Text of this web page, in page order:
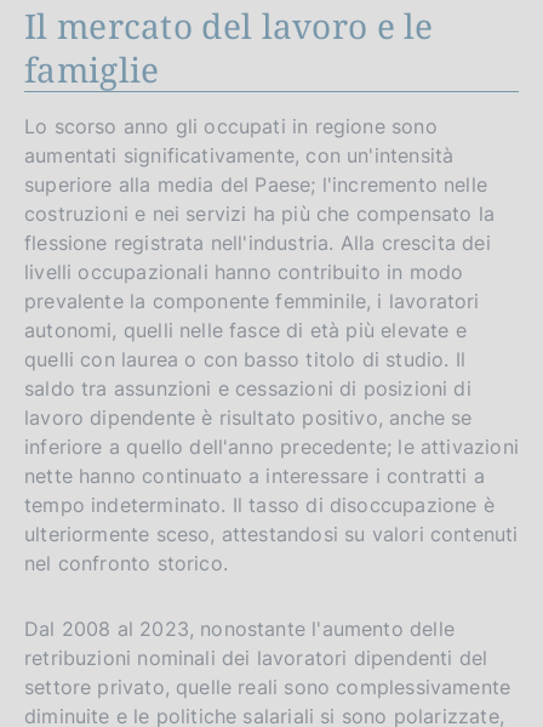
Il mercato del lavoro e le
famiglie
Lo scorso anno gli occupati in regione sono
aumentati significativamente, con un'intensità
superiore alla media del Paese; l'incremento nelle
costruzioni e nei servizi ha più che compensato la
flessione registrata nell'industria. Alla crescita dei
livelli occupazionali hanno contribuito in modo
prevalente la componente femminile, i lavoratori
autonomi, quelli nelle fasce di età più elevate e
quelli con laurea o con basso titolo di studio. Il
saldo tra assunzioni e cessazioni di posizioni di
lavoro dipendente è risultato positivo, anche se
inferiore a quello dell'anno precedente; le attivazioni
nette hanno continuato a interessare i contratti a
tempo indeterminato. Il tasso di disoccupazione è
ulteriormente sceso, attestandosi su valori contenuti
nel confronto storico.
Dal 2008 al 2023, nonostante l'aumento delle
retribuzioni nominali dei lavoratori dipendenti del
settore privato, quelle reali sono complessivamente
diminuite e le politiche salariali si sono polarizzate,